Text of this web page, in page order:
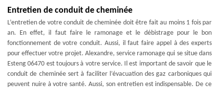
Entretien de conduit de cheminée
L’entretien de votre conduit de cheminée doit être fait au moins 1 fois par
an. En effet, il faut faire le ramonage et le débistrage pour le bon
fonctionnement de votre conduit. Aussi, il faut faire appel à des experts
pour effectuer votre projet. Alexandre, service ramonage qui se situe dans
Esteng 06470 est toujours à votre service. Il est important de savoir que le
conduit de cheminée sert à faciliter l’évacuation des gaz carboniques qui
peuvent nuire à votre santé. Aussi, son entretien est indispensable. De ce